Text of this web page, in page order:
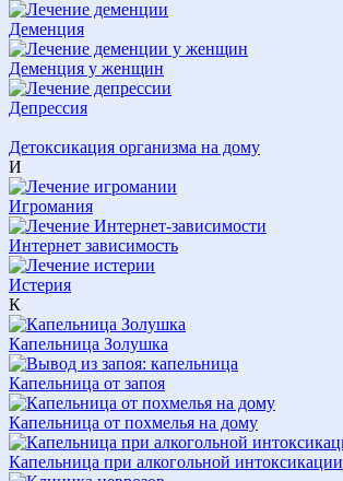
Деменция
Деменция у женщин
Депрессия
Детоксикация организма на дому
И
Игромания
Интернет зависимость
Истерия
К
Капельница Золушка
Капельница от запоя
Капельница от похмелья на дому
Капельница при алкогольной интоксикации